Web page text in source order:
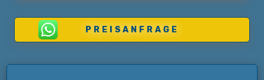
PREISANFRAGE